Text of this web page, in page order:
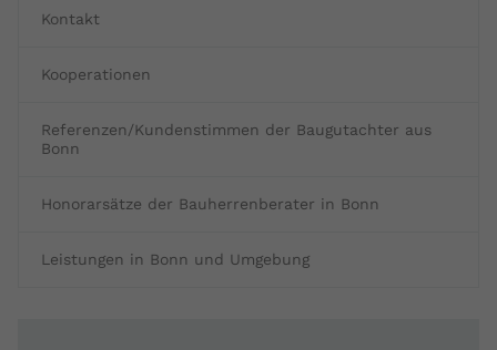
Kontakt
Kooperationen
Referenzen/Kundenstimmen der Baugutachter aus
Bonn
Honorarsätze der Bauherrenberater in Bonn
Leistungen in Bonn und Umgebung